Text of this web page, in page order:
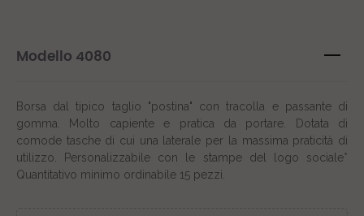
Modello 4080
Borsa dal tipico taglio "postina" con tracolla e passante di
gomma. Molto capiente e pratica da portare. Dotata di
comode tasche di cui una laterale per la massima praticità di
utilizzo. Personalizzabile con le stampe del logo sociale*
Quantitativo minimo ordinabile 15 pezzi.